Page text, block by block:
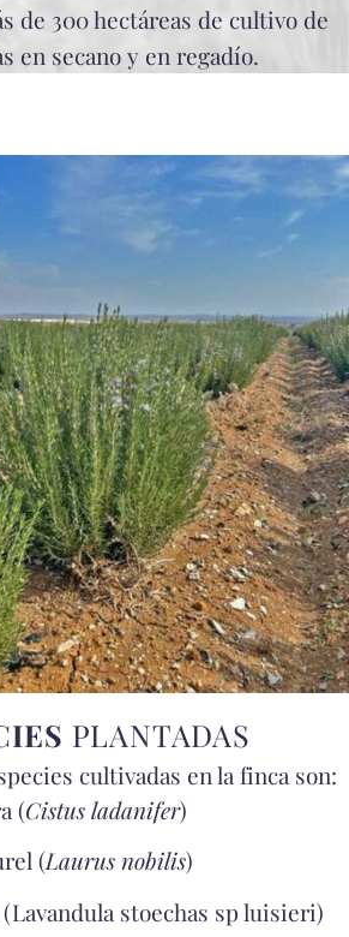
de 300 hectáreas de cultivo de
en secano y en regadío.
PLANTADAS
cultivadas en la finca son:
(Cistus ladanifer)
(Laurus nobilis)
stoechas sp luisieri)